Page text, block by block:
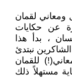
ومعاني لقمان
،وهو عبارة عن حكايات
، بدأ هذا
نبتدئ
للقمان
حكاية مستهلاً ذلك